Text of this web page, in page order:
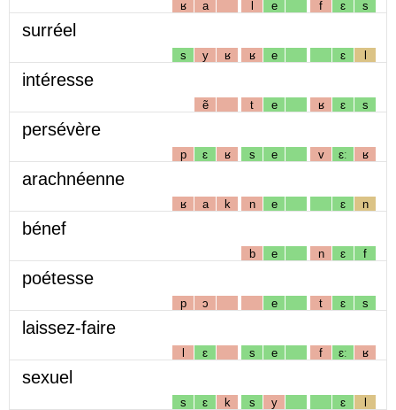
ʁ a l e f ɛ s
surréel
s y ʁ ʁ e ɛ l
intéresse
ẽ t e ʁ ɛ s
persévère
p ɛ ʁ s e v ɛː ʁ
arachnéenne
ʁ a k n e ɛ n
bénef
b e n ɛ f
poétesse
p ɔ e t ɛ s
laissez-faire
l ɛ s e f ɛː ʁ
sexuel
s ɛ k s y ɛ l